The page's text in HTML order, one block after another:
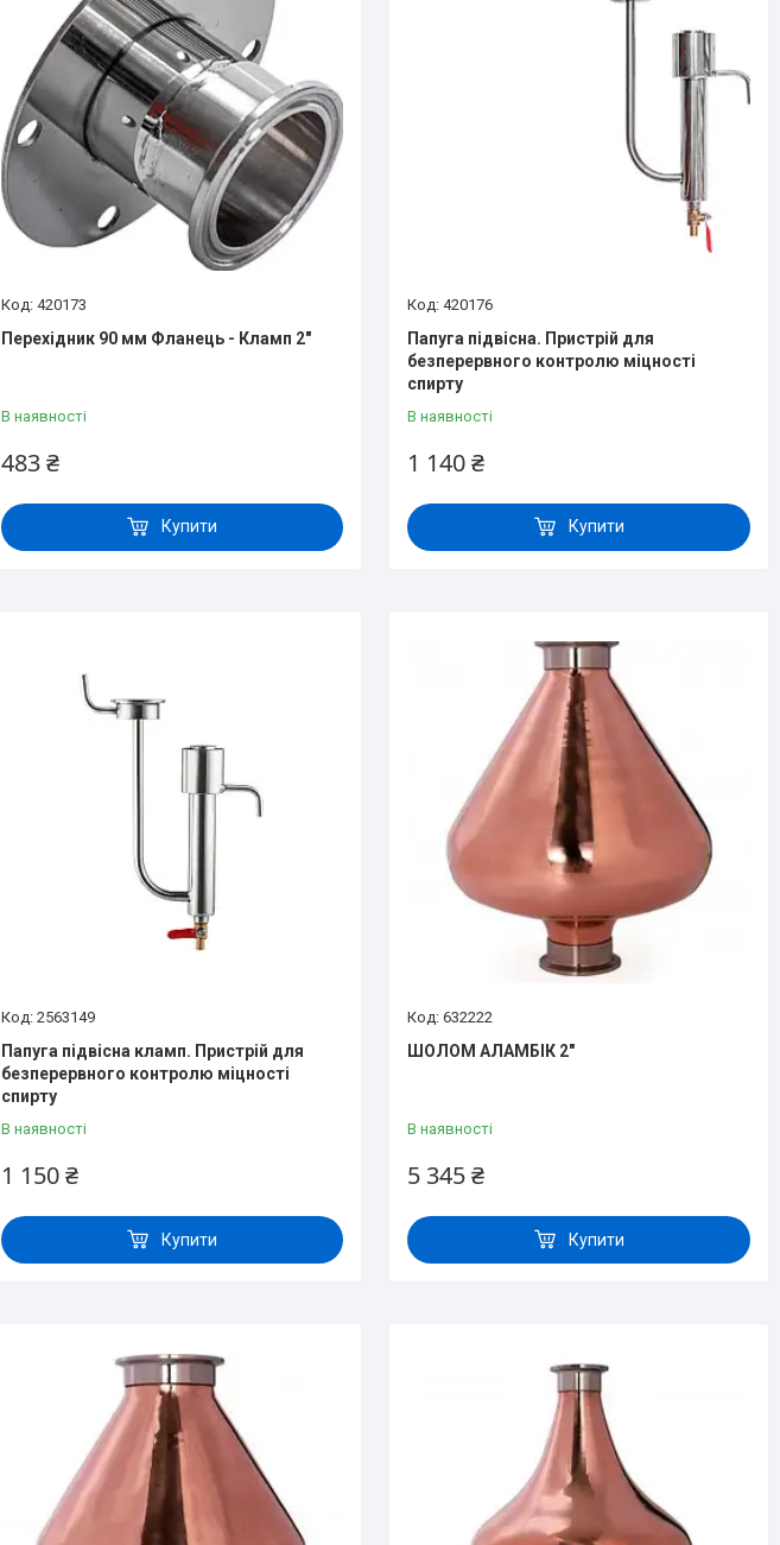
420173
Перехідник 90 мм Фланець - Кламп 2"
В наявності
483 ₴
Купити
420176
Папуга підвісна. Пристрій для
безперервного контролю міцності
спирту
В наявності
1 140 ₴
Купити
2563149
Папуга підвісна кламп. Пристрій для
безперервного контролю міцності
спирту
В наявності
1 150 ₴
Купити
632222
ШОЛОМ АЛАМБІК 2"
В наявності
5 345 ₴
Купити